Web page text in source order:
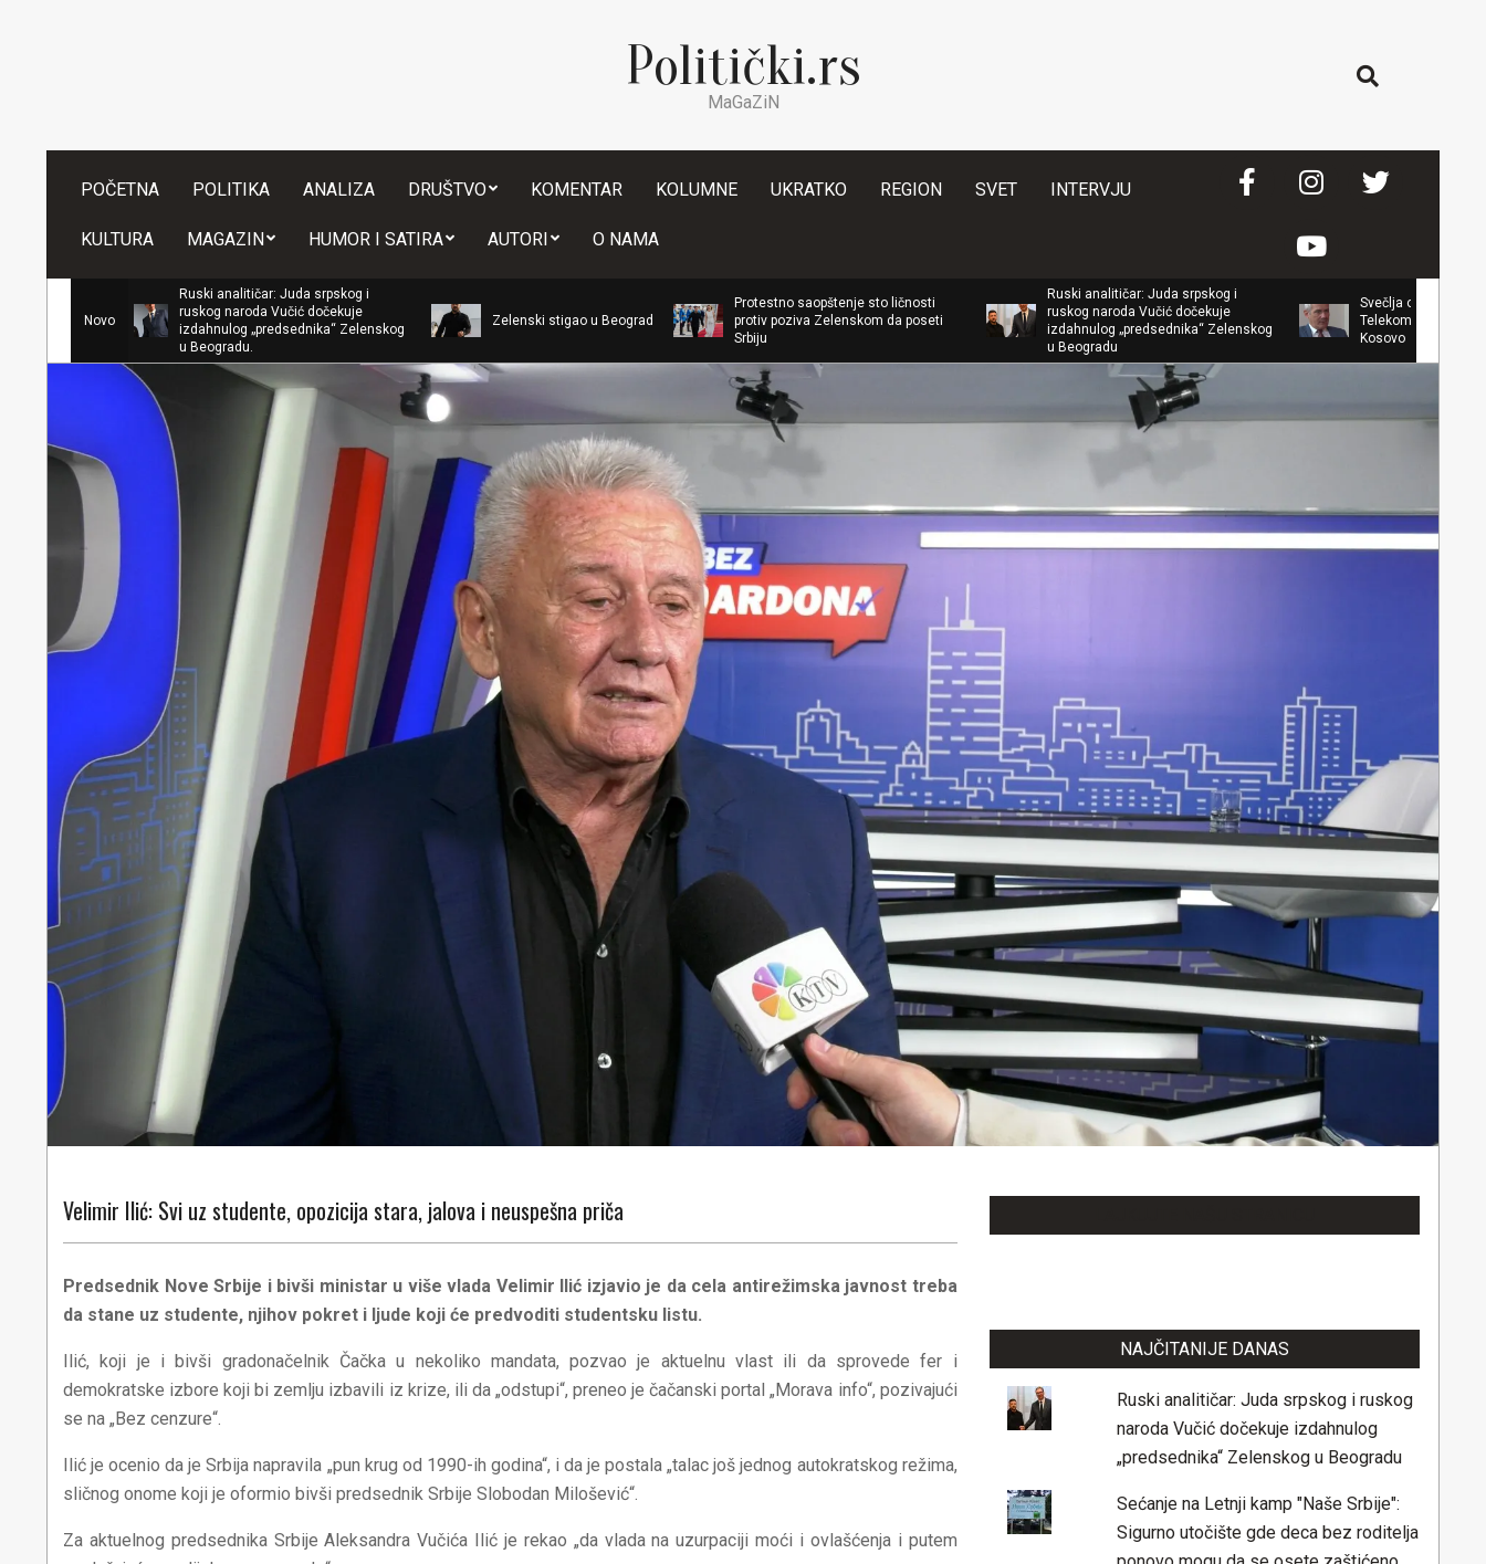
Politički.rs
MaGaZiN
POČETNA POLITIKA ANALIZA DRUŠTVO KOMENTAR KOLUMNE UKRATKO REGION SVET INTERVJU
KULTURA MAGAZIN HUMOR I SATIRA AUTORI O NAMA
Novo
Ruski analitičar: Juda srpskog i
ruskog naroda Vučić dočekuje
izdahnulog „predsednika“ Zelenskog
Zelenski stigao u Beograd
Protestno saopštenje sto ličnosti
protiv poziva Zelenskom da poseti
Srbiju
Ruski analitičar: Juda srpskog i
ruskog naroda Vučić dočekuje
izdahnulog „predsednika“ Zelenskog
Svečlja objasnio zašto je direktoru
Telekoma trajno zabranjen ulazak
Kosovo
Velimir Ilić: Svi uz studente, opozicija stara, jalova i neuspešna priča
Predsednik Nove Srbije i bivši ministar u više vlada Velimir Ilić izjavio je da cela antirežimska javnost treba
da stane uz studente, njihov pokret i ljude koji će predvoditi studentsku listu.
Ilić, koji je i bivši gradonačelnik Čačka u nekoliko mandata, pozvao je aktuelnu vlast ili da sprovede fer i
demokratske izbore koji bi zemlju izbavili iz krize, ili da „odstupi“, preneo je čačanski portal „Morava info“, pozivajući
se na „Bez cenzure“.
Ilić je ocenio da je Srbija napravila „pun krug od 1990-ih godina“, i da je postala „talac još jednog autokratskog režima,
sličnog onome koji je oformio bivši predsednik Srbije Slobodan Milošević“.
Za aktuelnog predsednika Srbije Aleksandra Vučića Ilić je rekao „da vlada na uzurpaciji moći i ovlašćenja i putem
NAJČITANIJE DANAS
Ruski analitičar: Juda srpskog i ruskog
naroda Vučić dočekuje izdahnulog
„predsednika“ Zelenskog u Beogradu
Sećanje na Letnji kamp "Naše Srbije":
Sigurno utočište gde deca bez roditelja